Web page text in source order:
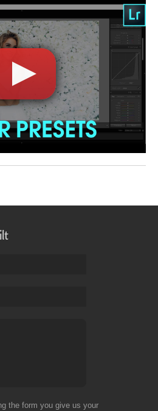
the form you give us your